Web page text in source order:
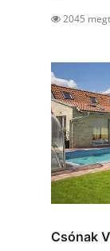
2045
Csónak